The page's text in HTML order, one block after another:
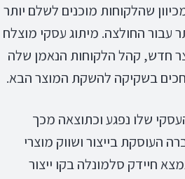
שהלקוחות מוכנים לשלם יותר
עבור החולצה. מיתוג עסקי מוצלח
חדש, קהל הלקוחות הנאמן שלה
בשקיקה להשקת המוצר הבא.
שלו נפגע וכתוצאה מכך
העוסקת בייצור ושווק מוצרי
לכך שנמצא חיידק סלמונלה בקו ייצור